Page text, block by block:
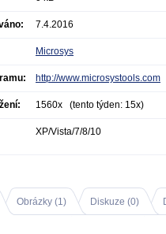
7.4.2016
Microsys
http://www.microsystools.com
1560x (tento týden: 15x)
XP/Vista/7/8/10
Obrázky (1) Diskuze (0)